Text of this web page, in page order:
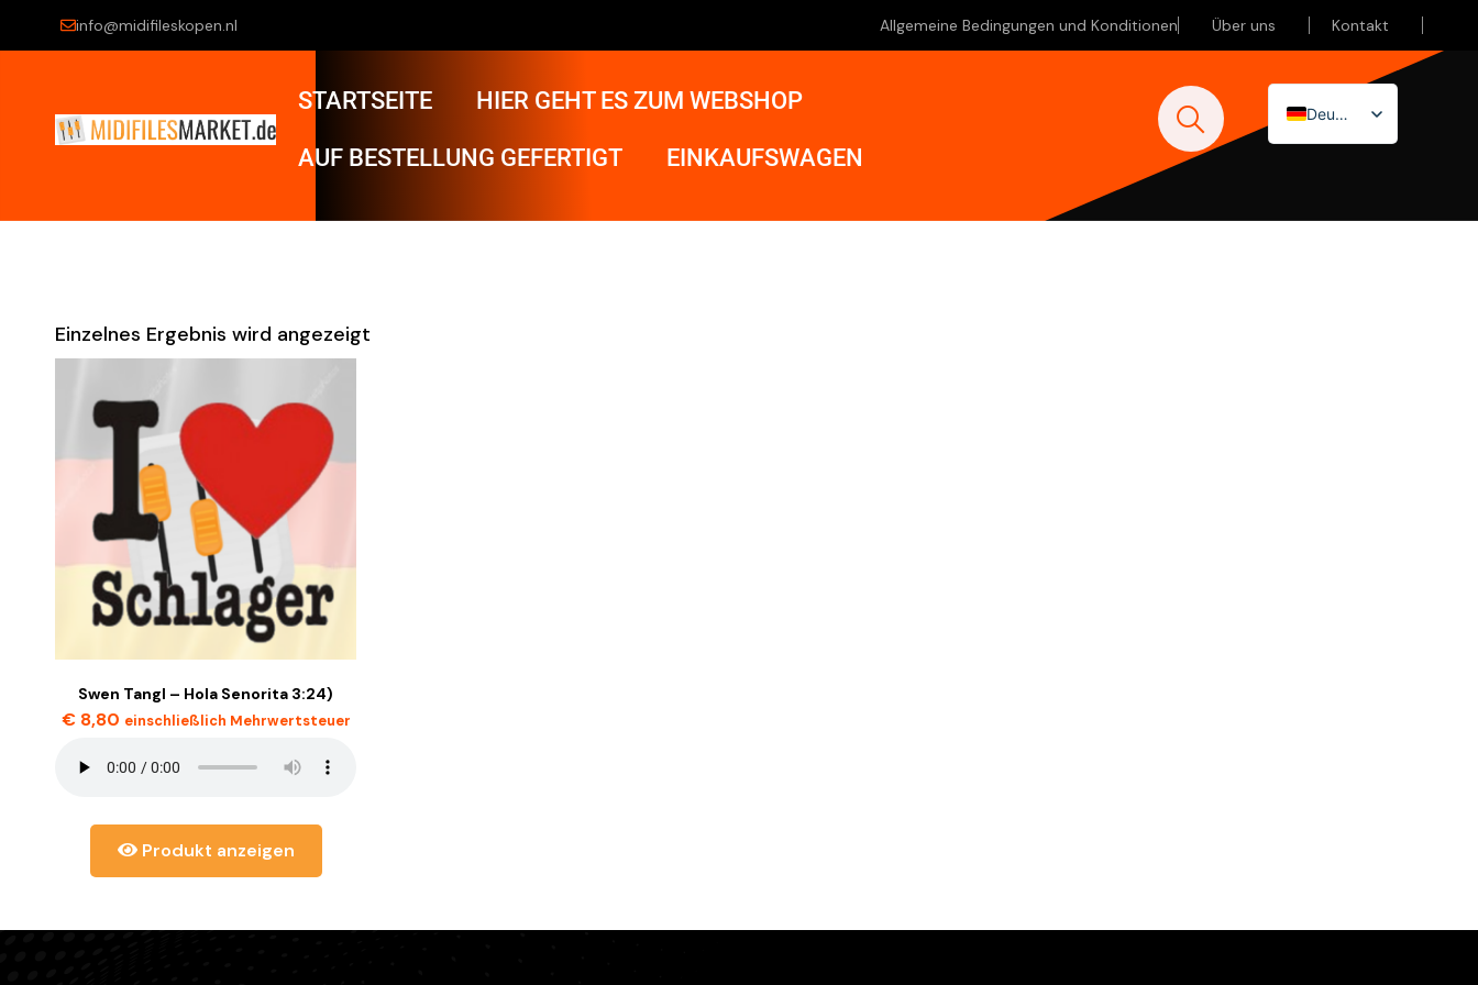
info@midifileskopen.nl Allgemeine Bedingungen und Konditionen Über uns Kontakt
STARTSEITE HIER GEHT ES ZUM WEBSHOP
AUF BESTELLUNG GEFERTIGT EINKAUFSWAGEN
Deutsch
Nederlands
Einzelnes Ergebnis wird angezeigt
Swen Tangl – Hola Senorita 3:24)
€8,80 einschließlich Mehrwertsteuer
Produkt anzeigen